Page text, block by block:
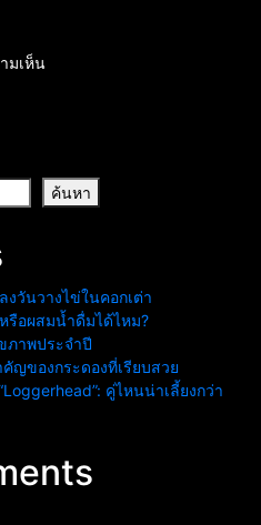
มเห็น
ค้นหา
งวันวางไข่ในคอกเต่า
รือผสมน้ำดื่มได้ไหม?
ภาพประจำปี
ของกระดองที่เรียบสวย
คู่ไหนน่าเลี้ยงกว่า